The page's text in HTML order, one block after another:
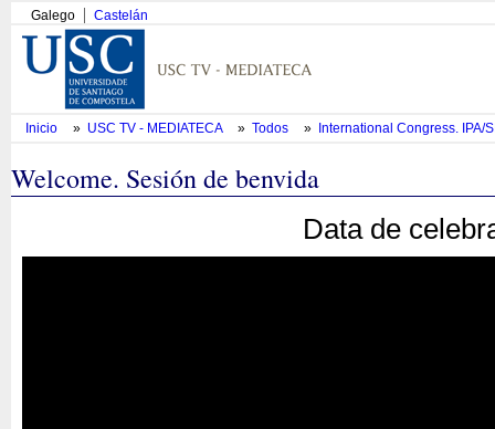
Galego Castelán
Inicio » USC TV - MEDIATECA » Todos » International Congress. IPA/
Welcome. Sesión de benvida
Data de